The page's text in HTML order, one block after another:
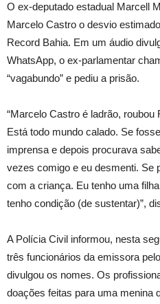
O ex-deputado estadual Marcell
Marcelo Castro o desvio
Record Bahia. Em um áudio
WhatsApp, o ex-parlamentar
“vagabundo” e pediu a prisão.
“Marcelo Castro é ladrão,
Está todo mundo calado. Se
imprensa e depois procurava
vezes comigo e eu desmenti. Se
com a criança. Eu tenho uma
tenho condição (de sustentar)”,
A Polícia Civil informou, nesta
três funcionários da emissora
divulgou os nomes. Os
doações feitas para uma menina